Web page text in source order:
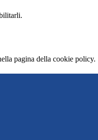
pagina della cookie policy.